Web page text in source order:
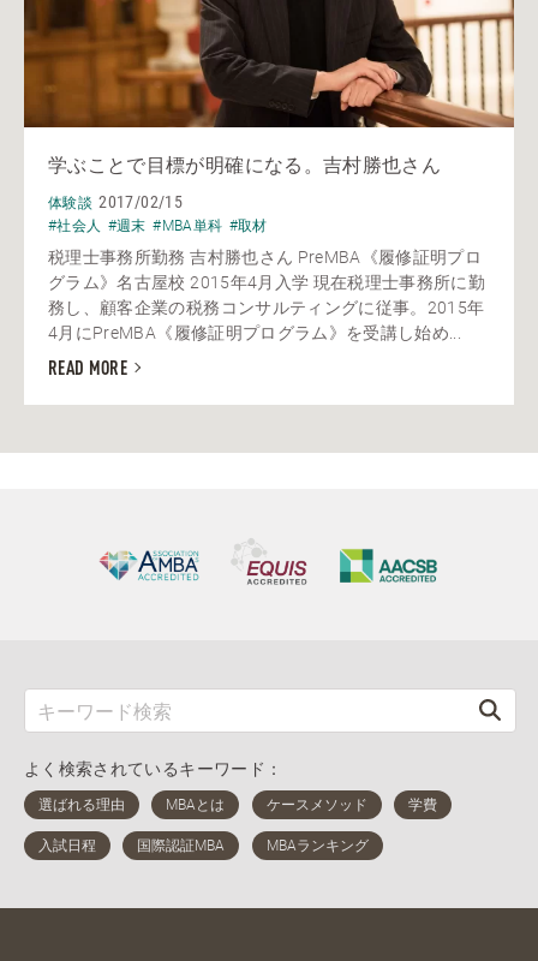
学ぶことで目標が明確になる。吉村勝也さん
体験談 2017/02/15
#社会人 #週末 #MBA単科 #取材
税理士事務所勤務 吉村勝也さん PreMBA《履修証明プロ
グラム》名古屋校 2015年4月入学 現在税理士事務所に勤
務し、顧客企業の税務コンサルティングに従事。2015年
4月にPreMBA《履修証明プログラム》を受講し始め...
READ MORE
よく検索されているキーワード：